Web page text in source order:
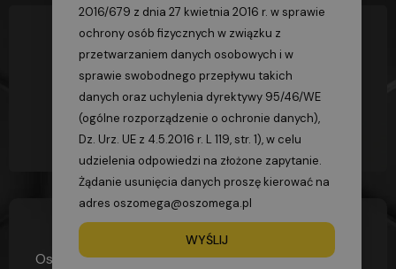
21/09/2019
Ostatnio spotkałem przyjaciółkę, artystyczna
2016/679 z dnia 27 kwietnia 2016 r. w sprawie
ochrony osób fizycznych w związku z
przetwarzaniem danych osobowych i w
sprawie swobodnego przepływu takich
danych oraz uchylenia dyrektywy 95/46/WE
(ogólne rozporządzenie o ochronie danych),
Dz. Urz. UE z 4.5.2016 r. L 119, str. 1), w celu
udzielenia odpowiedzi na złożone zapytanie.
Żądanie usunięcia danych proszę kierować na
adres oszomega@oszomega.pl
WYŚLIJ